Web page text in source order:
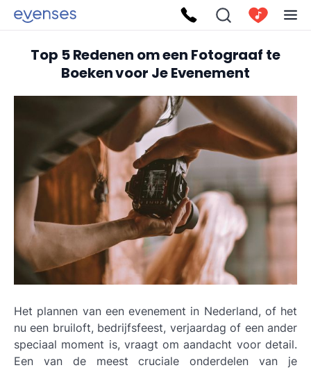
Top 5 Redenen om een Fotograaf te
Boeken voor Je Evenement
Het plannen van een evenement in Nederland, of het
nu een bruiloft, bedrijfsfeest, verjaardag of een ander
speciaal moment is, vraagt om aandacht voor detail.
Een van de meest cruciale onderdelen van je